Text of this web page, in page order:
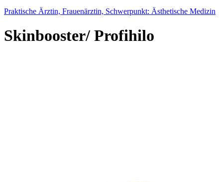
Praktische Ärztin, Frauenärztin, Schwerpunkt: Ästhetische Medizin
Skinbooster/ Profihilo